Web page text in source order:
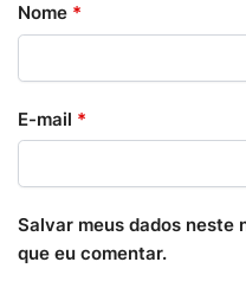
Nome *
E-mail *
Salvar meus dados neste
que eu comentar.